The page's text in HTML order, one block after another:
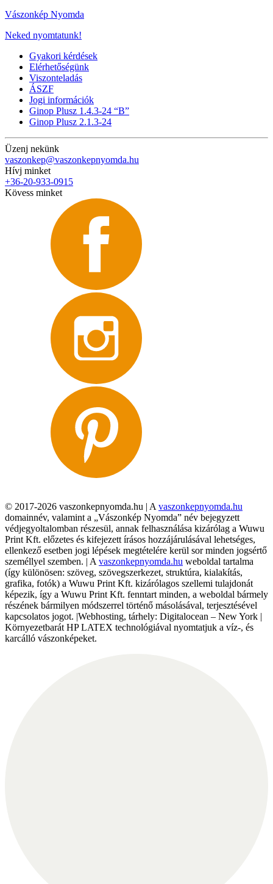
Vászonkép Nyomda
Neked nyomtatunk!
Gyakori kérdések
Elérhetőségünk
Viszonteladás
ÁSZF
Jogi információk
Ginop Plusz 1.4.3-24 “B”
Ginop Plusz 2.1.3-24
Üzenj nekünk
vaszonkep@vaszonkepnyomda.hu
Hívj minket
+36-20-933-0915
Kövess minket
© 2017-2026 vaszonkepnyomda.hu | A vaszonkepnyomda.hu
domainnév, valamint a „Vászonkép Nyomda” név bejegyzett
védjegyoltalomban részesül, annak felhasználása kizárólag a Wuwu
Print Kft. előzetes és kifejezett írásos hozzájárulásával lehetséges,
ellenkező esetben jogi lépések megtételére kerül sor minden jogsértő
személlyel szemben. | A vaszonkepnyomda.hu weboldal tartalma
(így különösen: szöveg, szövegszerkezet, struktúra, kialakítás,
grafika, fotók) a Wuwu Print Kft. kizárólagos szellemi tulajdonát
képezik, így a Wuwu Print Kft. fenntart minden, a weboldal bármely
részének bármilyen módszerrel történő másolásával, terjesztésével
kapcsolatos jogot. |Webhosting, tárhely: Digitalocean – New York |
Környezetbarát HP LATEX technológiával nyomtatjuk a víz-, és
karcálló vászonképeket.